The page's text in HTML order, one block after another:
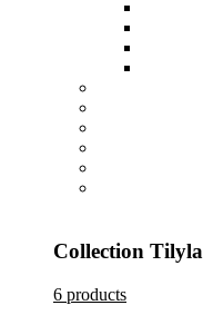
Collection Tilyla
6 products